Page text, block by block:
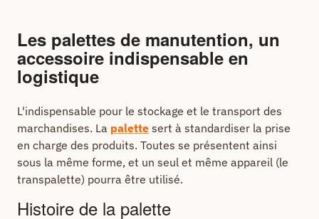
Les palettes de manutention, un
accessoire indispensable en
logistique
L'indispensable pour le stockage et le transport des
marchandises. La palette sert à standardiser la prise
en charge des produits. Toutes se présentent ainsi
sous la même forme, et un seul et même appareil (le
transpalette) pourra être utilisé.
Histoire de la palette